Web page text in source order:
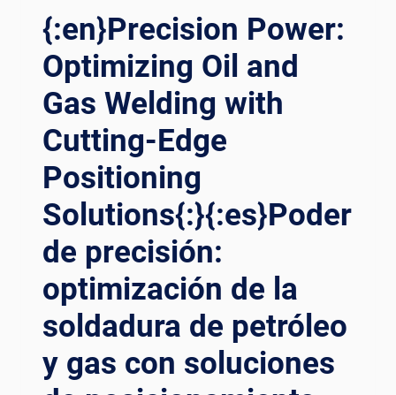
REVOLUTIONARY
IMPACT
WELDING
POSITIONERS{:}
{:ES}OPTIMIZACIÓN
DE
LA
EN
PETRÓLEO
Y
GAS:
EL
IMPACTO
REVOLUCIONARIO
DE
LOS
{:en}Precision Power:
Optimizing Oil and
Gas Welding with
Cutting-Edge
Positioning
Solutions{:}{:es}Poder
de precisión:
optimización de la
soldadura de petróleo
y gas con soluciones